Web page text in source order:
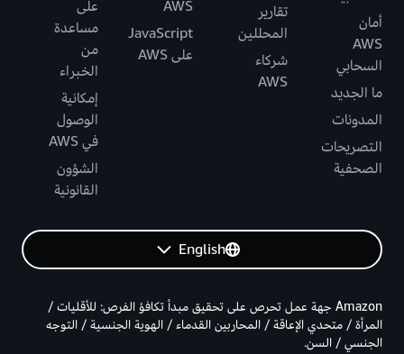
أمان
AWS
السحابي
ما الجديد
المدونات
التصريحات
الصحفية
تقارير
المحللين
شركاء
AWS
AWS
JavaScript
على AWS
على
مساعدة
من
الخبراء
إمكانية
الوصول
في AWS
الشؤون
القانونية
English
Amazon جهة عمل تحرص على تحقيق مبدأ تكافؤ الفرص: للأقليات /
المرأة / متحدي الإعاقة / المحاربين القدماء / الهوية الجنسية / التوجه
الجنسي / السن.